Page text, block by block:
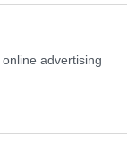
advertising
χωρίς
Άμεσης